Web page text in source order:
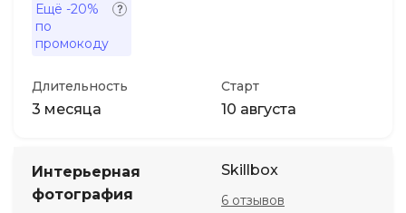
Ещё -20%
по
промокоду
Длительность
3 месяца
Старт
10 августа
Интерьерная
фотография
Skillbox
6 отзывов